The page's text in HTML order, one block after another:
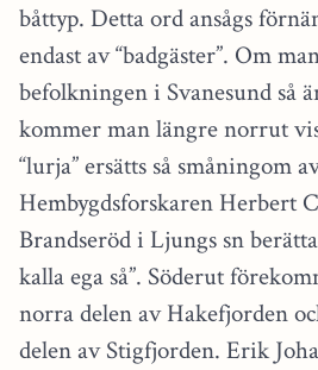
båttyp. Detta ord ansågs
endast av “badgäster”. Om
befolkningen i Svanesund så
kommer man längre norrut
“lurja” ersätts så småningom av
Hembygdsforskaren Herbert
Brandseröd i Ljungs sn
kalla ega så”. Söderut
norra delen av Hakefjorden
delen av Stigfjorden. Erik